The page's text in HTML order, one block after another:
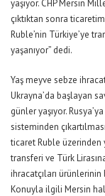
yaşıyor. CHP Mersin
çıktıktan sonra
Ruble’nin Türkiye’ye
yaşanıyor” dedi.
Yaş meyve sebze
Ukrayna’da başlayan
günler yaşıyor.
sisteminden
ticaret Ruble üzerinden
transferi ve Türk
ihracatçıları
Konuyla ilgili Mersin